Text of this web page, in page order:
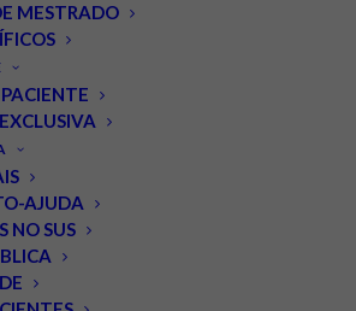
MESTRADO
AJUDA
NO SUS
x Pânico: como
las?
INNOTÍCIAS, ARTIGOS
| BYLEONARDO PALMEIRA